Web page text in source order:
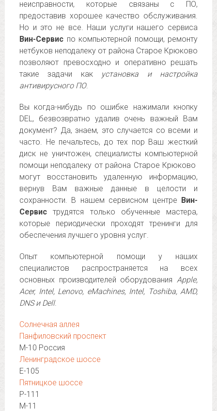
неисправности, которые связаны с ПО,
предоставив хорошее качество обслуживания.
Но и это не все. Наши услуги нашего сервиса
Вин-Сервис по компьютерной помощи, ремонту
нетбуков неподалеку от района Старое Крюково
позволяют превосходно и оперативно решать
такие задачи как установка и настройка
антивирусного ПО.
Вы когда-нибудь по ошибке нажимали кнопку
DEL, безвозвратно удалив очень важный Вам
документ? Да, знаем, это случается со всеми и
часто. Не печальтесь, до тех пор Ваш жесткий
диск не уничтожен, специалисты компьютерной
помощи неподалеку от района Старое Крюково
могут восстановить удаленную информацию,
вернув Вам важные данные в целости и
сохранности. В нашем сервисном центре Вин-
Сервис трудятся только обученные мастера,
которые периодически проходят тренинги для
обеспечения лучшего уровня услуг.
Опыт компьютерной помощи у наших
специалистов распространяется на всех
основных производителей оборудования Apple,
Acer, Intel, Lenovo, eMachines, Intel, Toshiba, AMD,
DNS и Dell.
Солнечная аллея
Панфиловский проспект
М-10 Россия
Ленинградское шоссе
Е-105
Пятницкое шоссе
Р-111
М-11